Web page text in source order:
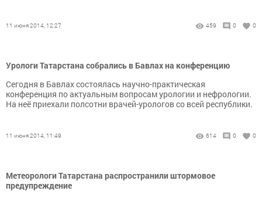
11 июня 2014, 12:27 459 0 0
Урологи Татарстана собрались в Бавлах на конференцию
Сегодня в Бавлах состоялась научно-практическая
конференция по актуальным вопросам урологии и нефрологии.
На неё приехали полсотни врачей-урологов со всей республики.
11 июня 2014, 11:49 614 0 0
Метеорологи Татарстана распространили штормовое
предупреждение